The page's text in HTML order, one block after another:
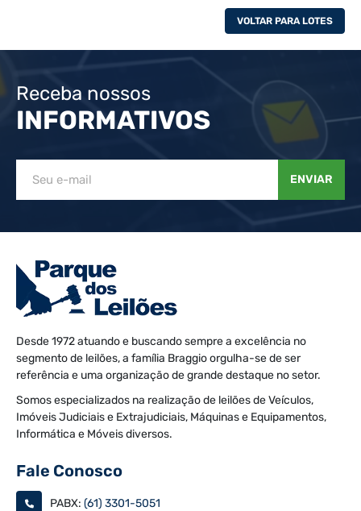
VOLTAR PARA LOTES
Receba nossos
INFORMATIVOS
ENVIAR
Desde 1972 atuando e buscando sempre a excelência no
segmento de leilões, a família Braggio orgulha-se de ser
referência e uma organização de grande destaque no setor.
Somos especializados na realização de leilões de Veículos,
Imóveis Judiciais e Extrajudiciais, Máquinas e Equipamentos,
Informática e Móveis diversos.
Fale Conosco
PABX: (61) 3301-5051